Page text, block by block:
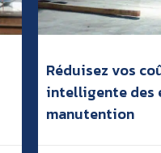
Réduisez vos
intelligente des
manutention